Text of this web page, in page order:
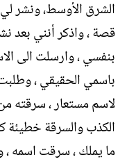
الشرق الأوسط، ونشر
قصة ، واذكر أنني بعد
بنفسي ، وارسلت الى
باسمي الحقيقي ،
لاسم مستعار ، سرقته
الكذب والسرقة خطيئة
ما يملك ، سرقت اسمه ،